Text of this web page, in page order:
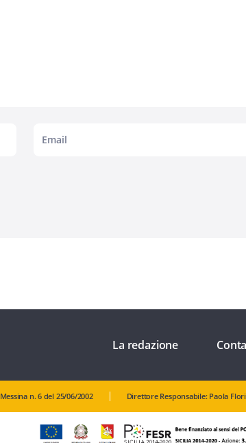
La redazione
n. 6 del 25/06/2002 Direttore Responsabile: Paola